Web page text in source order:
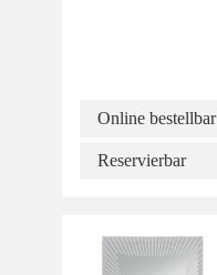
Online bestellbar
Reservierbar